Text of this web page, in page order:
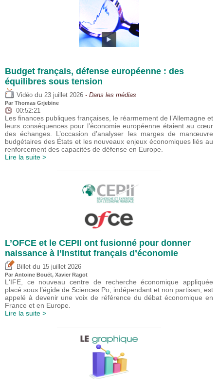
Budget français, défense européenne : des
équilibres sous tension
Vidéo du 23 juillet 2026 - Dans les médias
Par Thomas Grjebine
00:52:21
Les finances publiques françaises, le réarmement de l’Allemagne et
leurs conséquences pour l’économie européenne étaient au cœur
des échanges. L’occasion d’analyser les marges de manœuvre
budgétaires des États et les nouveaux enjeux économiques liés au
renforcement des capacités de défense en Europe.
Lire la suite >
L’OFCE et le CEPII ont fusionné pour donner
naissance à l’Institut français d’économie
Billet du 15 juillet 2026
Par Antoine Bouët, Xavier Ragot
L'IFE, ce nouveau centre de recherche économique appliquée
placé sous l’égide de Sciences Po, indépendant et non partisan, est
appelé à devenir une voix de référence du débat économique en
France et en Europe.
Lire la suite >